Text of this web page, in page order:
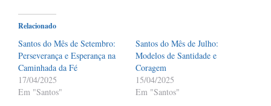
Relacionado
Santos do Mês de Setembro:
Perseverança e Esperança na
Caminhada da Fé
17/04/2025
Em "Santos"
Santos do Mês de Julho:
Modelos de Santidade e
Coragem
15/04/2025
Em "Santos"